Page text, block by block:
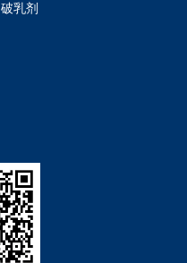
破乳剂